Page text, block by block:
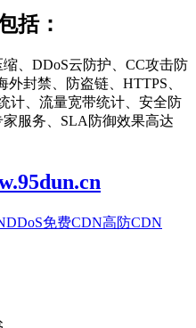
括：
、DDoS云防护、CC攻击防
封禁、防盗链、HTTPS、
计、流量宽带统计、安全防
服务、SLA防御效果高达
DDoS免费CDN高防CDN